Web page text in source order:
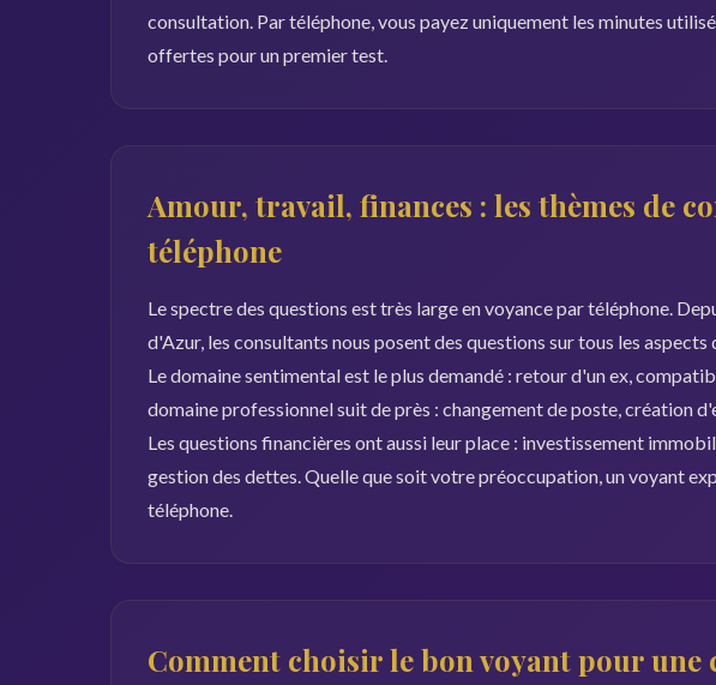
consultation. Par téléphone, vous payez uniquement les minutes
offertes pour un premier test.
Amour, travail, finances : les thèmes de
téléphone
Le spectre des questions est très large en voyance par téléphone.
d'Azur, les consultants nous posent des questions sur tous les aspects
Le domaine sentimental est le plus demandé : retour d'un ex,
domaine professionnel suit de près : changement de poste, création
Les questions financières ont aussi leur place : investissement
gestion des dettes. Quelle que soit votre préoccupation, un voyant
téléphone.
Comment choisir le bon voyant pour une